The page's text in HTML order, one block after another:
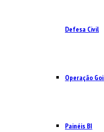
Defesa Civil
Operação
Painéis BI